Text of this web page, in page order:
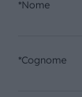
*Nome
*Cognome